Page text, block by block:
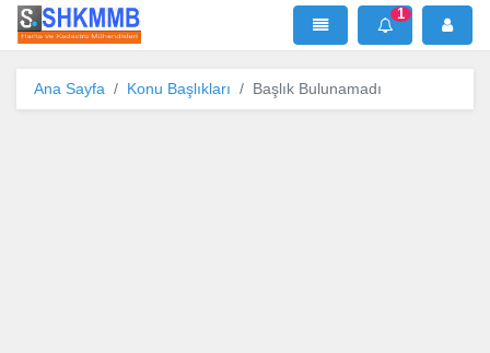
SHKMMB MenÜ Mesaj
1
Ana Sayfa Konu Başlıkları Başlık Bulunamadı